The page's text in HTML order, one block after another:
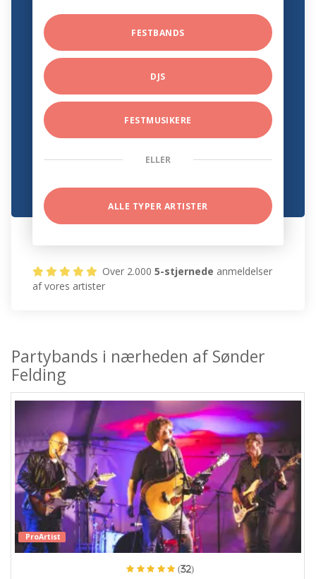
FESTBANDS
DJS
FESTMUSIKERE
ELLER
ALLE TYPER ARTISTER
Over 2.0005-stjernede anmeldelser
af vores artister
Partybands i nærheden af Sønder
Felding
ProArtist
(32)